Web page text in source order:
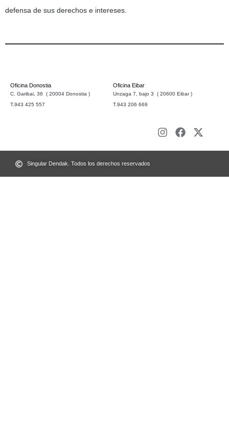
defensa de sus derechos e intereses.
Oficina Donostia
C. Garibai, 36 ( 20004 Donostia )
T.943 425 557
Oficina Eibar
Unzaga 7, bajo 3 ( 20600 Eibar )
T.943 206 669
Singular Dendak. Todos los derechos reservados